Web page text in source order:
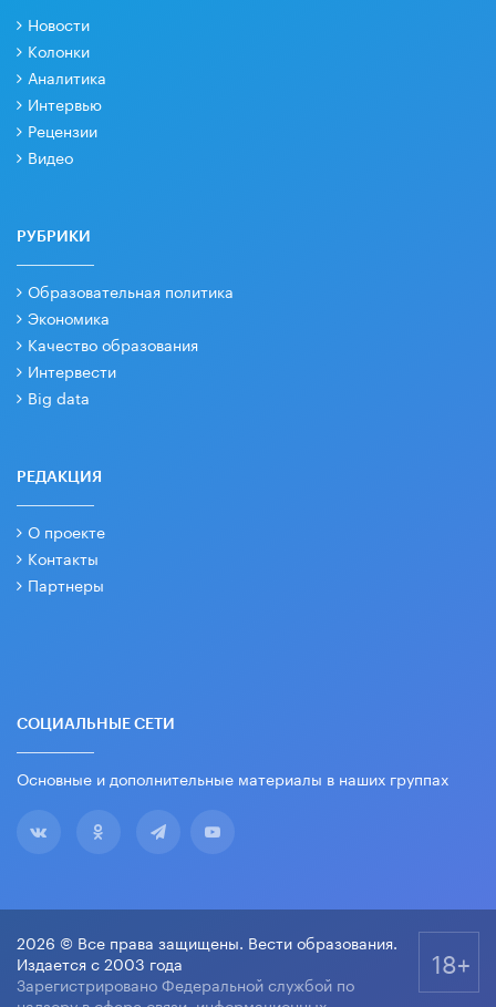
Новости
Колонки
Аналитика
Интервью
Рецензии
Видео
РУБРИКИ
Образовательная политика
Экономика
Качество образования
Интервести
Big data
РЕДАКЦИЯ
О проекте
Контакты
Партнеры
СОЦИАЛЬНЫЕ СЕТИ
Основные и дополнительные материалы в наших группах
2026 © Все права защищены. Вести образования.
Издается с 2003 года
Зарегистрировано Федеральной службой по
18+